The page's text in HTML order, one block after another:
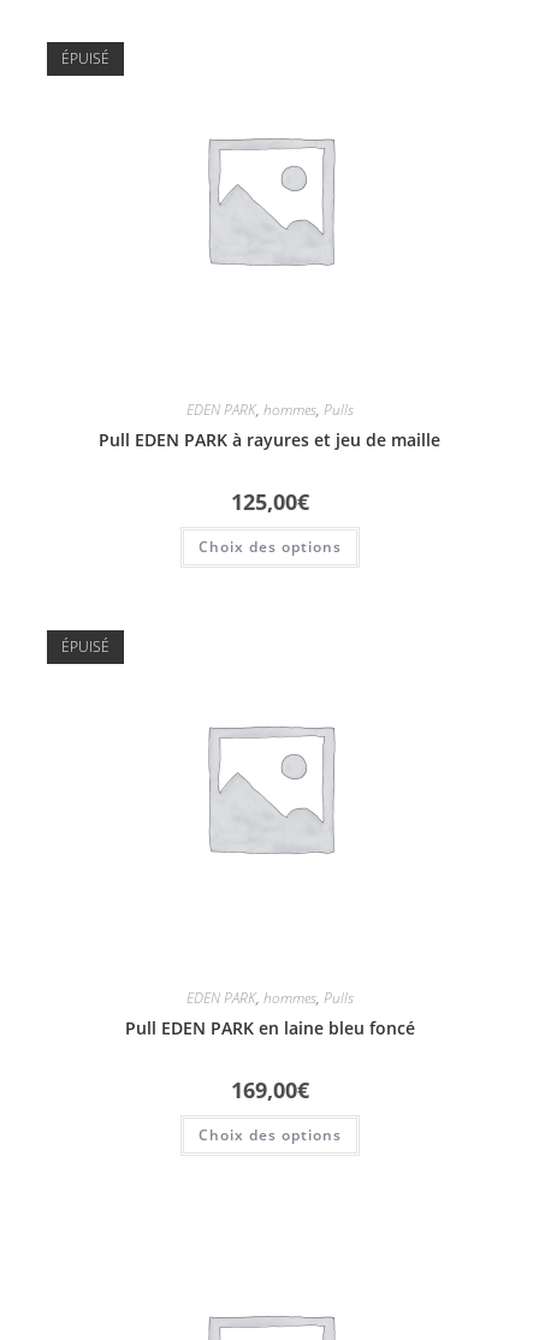
ÉPUISÉ
EDEN PARK, hommes, Pulls
Pull EDEN PARK à rayures et jeu de maille
125,00€
Choix des options
ÉPUISÉ
EDEN PARK, hommes, Pulls
Pull EDEN PARK en laine bleu foncé
169,00€
Choix des options